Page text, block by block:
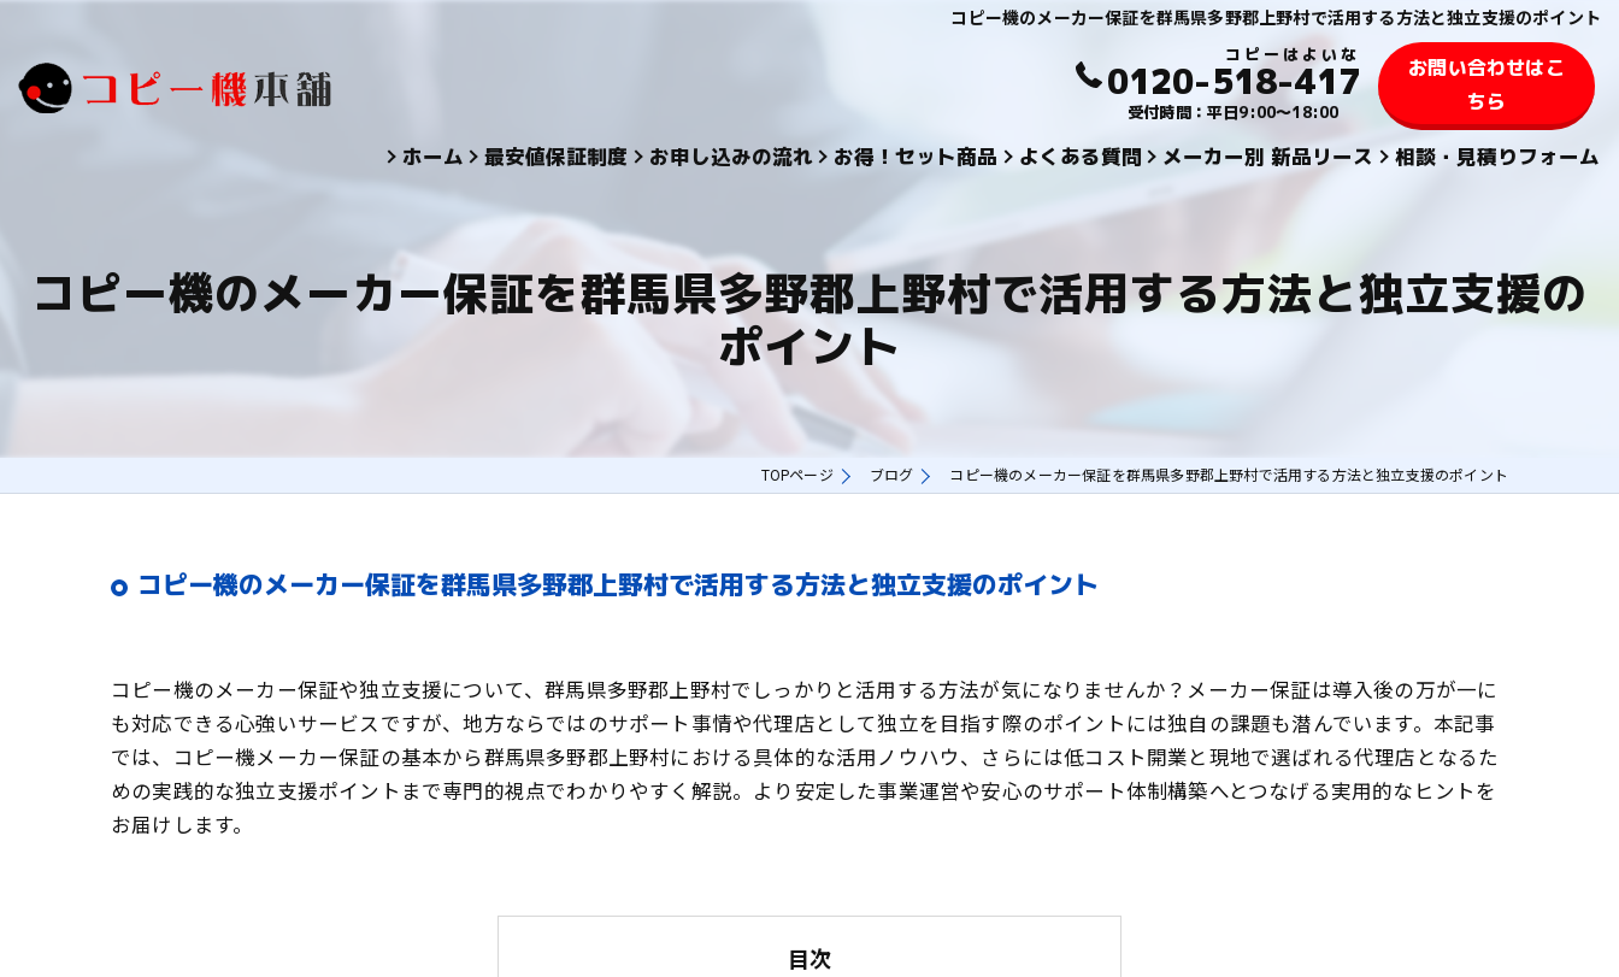
コピー機のメーカー保証を群馬県多野郡上野村で活用する方法と独立支援のポイント
0120-518-417
受付時間：平日9:00～18:00
お問い合わせはこ
ちら
ホーム 最安値保証制度 お申し込みの流れ お得！セット商品 よくある質問 メーカー別 新品リース
TOSHIBA 東芝
相談・見積りフォーム
コピー機のメーカー保証を群馬県多野郡上野村で活用する方法と独立支援の
ポイント
TOPページ ブログ コピー機のメーカー保証を群馬県多野郡上野村で活用する方法と独立支援のポイント
コピー機のメーカー保証を群馬県多野郡上野村で活用する方法と独立支援のポイント
コピー機のメーカー保証や独立支援について、群馬県多野郡上野村でしっかりと活用する方法が気になりませんか？メーカー保証は導入後の万が一に
も対応できる心強いサービスですが、地方ならではのサポート事情や代理店として独立を目指す際のポイントには独自の課題も潜んでいます。本記事
では、コピー機メーカー保証の基本から群馬県多野郡上野村における具体的な活用ノウハウ、さらには低コスト開業と現地で選ばれる代理店となるた
めの実践的な独立支援ポイントまで専門的視点でわかりやすく解説。より安定した事業運営や安心のサポート体制構築へとつなげる実用的なヒントを
お届けします。
目次